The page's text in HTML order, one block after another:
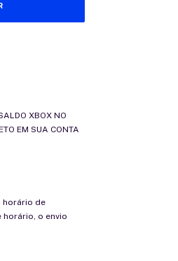
XBOX NO
EM SUA CONTA
horário de
o envio